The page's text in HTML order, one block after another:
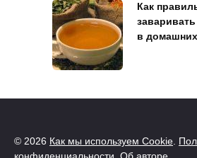
Как
в
© 2026 Как мы используем Cookie.